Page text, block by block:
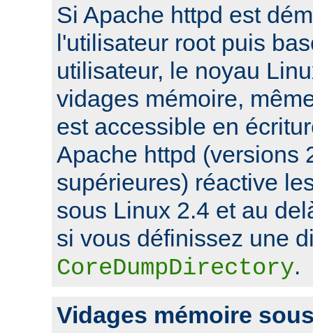
Si Apache httpd est
l'utilisateur root puis
utilisateur, le noyau
vidages mémoire,
est accessible en
Apache httpd (versions
supérieures) réactive
sous Linux 2.4 et au
si vous définissez une
CoreDumpDirectory.
Vidages mémoire